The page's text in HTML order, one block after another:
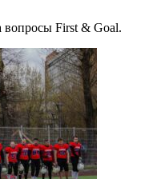
вопросы First & Goal.